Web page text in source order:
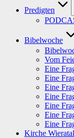
Predigten
Bibelwoche
Vom
Eine
Eine
Eine
Eine
Eine
Eine
Eine
Kirche Wieratal